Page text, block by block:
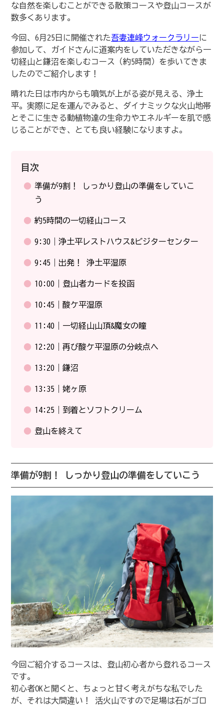
な自然を楽しむことができる散策コースや登山コースが
数多くあります。
今回、6月25日に開催された吾妻連峰ウォークラリーに
参加して、ガイドさんに道案内をしていただきながら一
切経山と鎌沼を楽しむコース（約5時間）を歩いてきま
したのでご紹介します！
晴れた日は市内からも噴気が上がる姿が見える、浄土
平。実際に足を運んでみると、ダイナミックな火山地帯
とそこに生きる動植物達の生命力やエネルギーを肌で感
じることができ、とても良い経験になりますよ。
目次
準備が9割！ しっかり登山の準備をしていこ
う
約5時間の一切経山コース
9:30｜浄土平レストハウス&ビジターセンター
9:45｜出発！ 浄土平湿原
10:00｜登山者カードを投函
10:45｜酸ケ平湿原
11:40｜一切経山山頂&魔女の瞳
12:20｜再び酸ケ平湿原の分岐点へ
13:20｜鎌沼
13:35｜姥ヶ原
14:25｜到着とソフトクリーム
登山を終えて
準備が9割！ しっかり登山の準備をしていこう
今回ご紹介するコースは、登山初心者から登れるコース
です。
初心者OKと聞くと、ちょっと甘く考えがちな私でした
が、それは大間違い！ 活火山ですので足場は石がゴロ